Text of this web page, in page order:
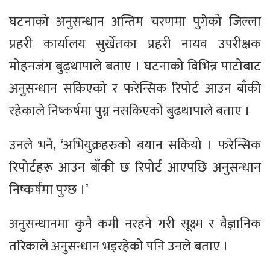
घटनाको अनुसन्धान अन्तिम चरणमा पुगेको जिल्ला
प्रहरी कार्यालय सुर्खेतका प्रहरी नायव उपरीक्षक
मोहनजंग बुढ्थापाले बताए । घटनाको विभिन्न पाटोबाट
अनुसन्धान सकिएको र फरेन्सिक रिपोर्ट आउन बाँकी
रहेकाले निष्कर्षमा पुग्न नसकिएको बुढथापाले बताए ।
उनले भने, ‘अभियुक्रहरुको बयान सकियो । फरेन्सिक
रिपोर्टहरू आउन बाँकी छ रिपोर्ट आएपछि अनुसन्धान
निष्कर्षमा पुग्छ ।’
अनुसन्धानमा कुनै कमी नरहने गरी सूक्ष्म र वैज्ञानिक
तरिकाले अनुसन्धान भइरहेको पनि उनले बताए ।